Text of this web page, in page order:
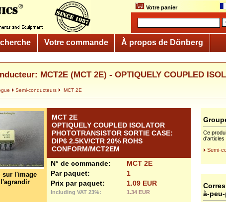
Votre panier
Votre commande À propos de Dönberg
MCT2E (MCT 2E) - OPTIQUELY COUPLED
Semi-conducteurs MCT 2E
sur l'image
MCT 2E
OPTIQUELY COUPLED ISOLATOR
PHOTOTRANSISTOR SORTIE CASE:
DIP6 2.5KV/CTR 20% ROHS
CONFORM/MCT2EM
N° de commande:
MCT 2E
Par paquet:
1
Prix par paquet:
1.09 EUR
Including VAT 23%: 1.34 EUR
Ce
d'articles
Semi-
à-